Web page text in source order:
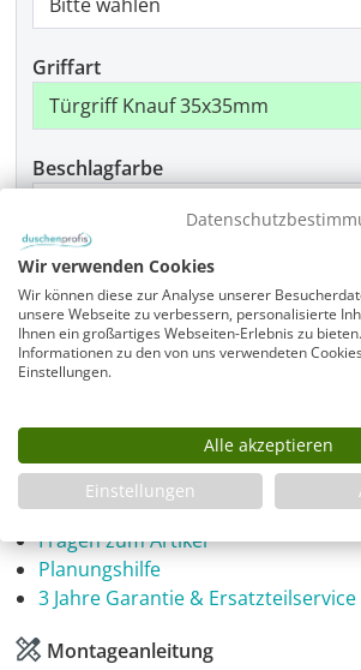
Griffart
Beschlagfarbe
Montage
Produkt Anzahl: Gib den
Infos
Fragen zum Artikel
Planungshilfe
3 Jahre Garantie & Ersatzteilservice
Montageanleitung
Wir verwenden Cookies
Wir können diese zur Analyse unserer
unsere Webseite zu verbessern, personalisierte
Ihnen ein großartiges Webseiten-Erlebnis zu
Informationen zu den von uns verwendeten
Einstellungen.
Alle akzeptieren
Einstellungen